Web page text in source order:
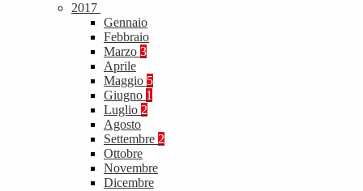
2017
Gennaio
Febbraio
Marzo 3
Aprile
Maggio 5
Giugno 1
Luglio 2
Agosto
Settembre 2
Ottobre
Novembre
Dicembre